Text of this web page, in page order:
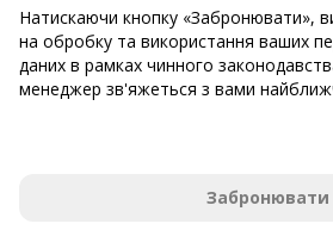
Натискаючи кнопку «Забронювати»,
на обробку та використання ваших
даних в рамках чинного
менеджер зв'яжеться з вами
Забронювати